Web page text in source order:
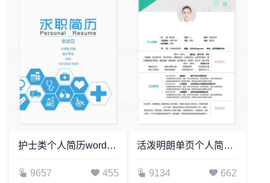
护士类个人简历word模板共4页(19)
9657 455
活泼明朗单页个人简历word文档(4)
9134 662